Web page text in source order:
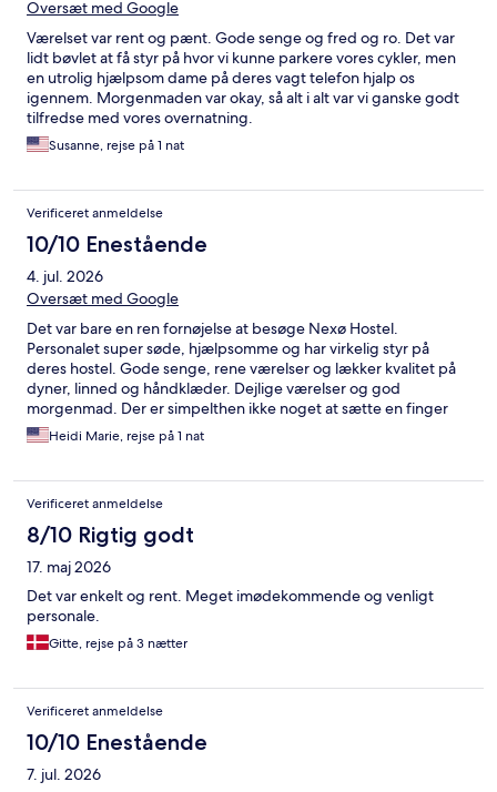
Oversæt med Google
Værelset var rent og pænt. Gode senge og fred og ro. Det var
lidt bøvlet at få styr på hvor vi kunne parkere vores cykler, men
en utrolig hjælpsom dame på deres vagt telefon hjalp os
igennem. Morgenmaden var okay, så alt i alt var vi ganske godt
tilfredse med vores overnatning.
Susanne, rejse på 1 nat
Verificeret anmeldelse
10/10 Enestående
4. jul. 2026
Oversæt med Google
Det var bare en ren fornøjelse at besøge Nexø Hostel.
Personalet super søde, hjælpsomme og har virkelig styr på
deres hostel. Gode senge, rene værelser og lækker kvalitet på
dyner, linned og håndklæder. Dejlige værelser og god
morgenmad. Der er simpelthen ikke noget at sætte en finger
på. A sure thing.
Heidi Marie, rejse på 1 nat
Verificeret anmeldelse
8/10 Rigtig godt
17. maj 2026
Det var enkelt og rent. Meget imødekommende og venligt
personale.
Gitte, rejse på 3 nætter
Verificeret anmeldelse
10/10 Enestående
7. jul. 2026